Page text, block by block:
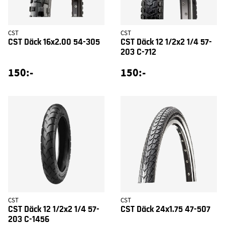
CST
CST Däck 16x2.00 54-305
150:-
CST
CST Däck 12 1/2x2 1/4 57-
203 C-712
150:-
CST
CST Däck 12 1/2x2 1/4 57-
203 C-1456
CST
CST Däck 24x1.75 47-507